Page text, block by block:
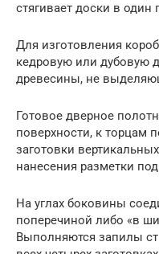
стягивает доски в
Для изготовления
кедровую или дубовую
древесины, не
Готовое дверное
поверхности, к торцам
заготовки
нанесения разметки
На углах боковины
поперечиной либо «в
Выполняются запилы